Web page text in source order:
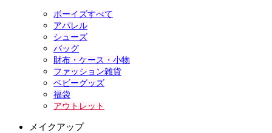
ボーイズすべて
アパレル
シューズ
バッグ
財布・ケース・小物
ファッション雑貨
ベビーグッズ
福袋
アウトレット
メイクアップ